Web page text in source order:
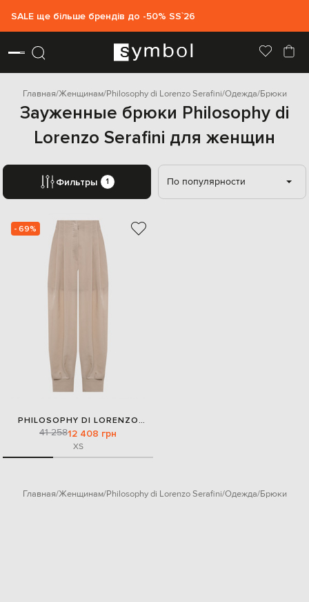
SALE ще більше брендів до -50% SS`26
Главная Женщинам Philosophy di Lorenzo Serafini Одежда Брюки
Зауженные брюки Philosophy di
Lorenzo Serafini для женщин
Фильтры 1 По популярности
- 69%
PHILOSOPHY DI LORENZO
SERAFINI
41 25812 408 грн
XS
Главная Женщинам Philosophy di Lorenzo Serafini Одежда Брюки